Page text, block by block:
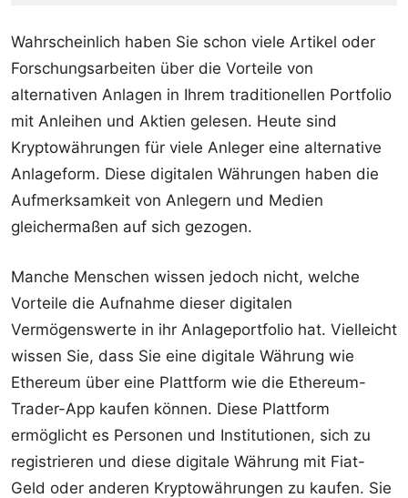
Wahrscheinlich haben Sie schon viele Artikel oder
Forschungsarbeiten über die Vorteile von
alternativen Anlagen in Ihrem traditionellen Portfolio
mit Anleihen und Aktien gelesen. Heute sind
Kryptowährungen für viele Anleger eine alternative
Anlageform. Diese digitalen Währungen haben die
Aufmerksamkeit von Anlegern und Medien
gleichermaßen auf sich gezogen.
Manche Menschen wissen jedoch nicht, welche
Vorteile die Aufnahme dieser digitalen
Vermögenswerte in ihr Anlageportfolio hat. Vielleicht
wissen Sie, dass Sie eine digitale Währung wie
Ethereum über eine Plattform wie die Ethereum-
Trader-App kaufen können. Diese Plattform
ermöglicht es Personen und Institutionen, sich zu
registrieren und diese digitale Währung mit Fiat-
Geld oder anderen Kryptowährungen zu kaufen. Sie